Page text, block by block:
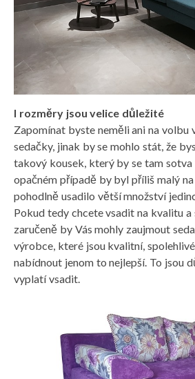
I rozměry jsou velice důležité
Zapomínat byste neměli ani na volbu
sedačky, jinak by se mohlo stát, že
takový kousek, který by se tam sotva
opačném případě by byl příliš malý
pohodlně usadilo větší množství
Pokud tedy chcete vsadit na kvalitu a
zaručeně by Vás mohly zaujmout
výrobce, které jsou kvalitní,
nabídnout jenom to nejlepší. To jsou
vyplatí vsadit.